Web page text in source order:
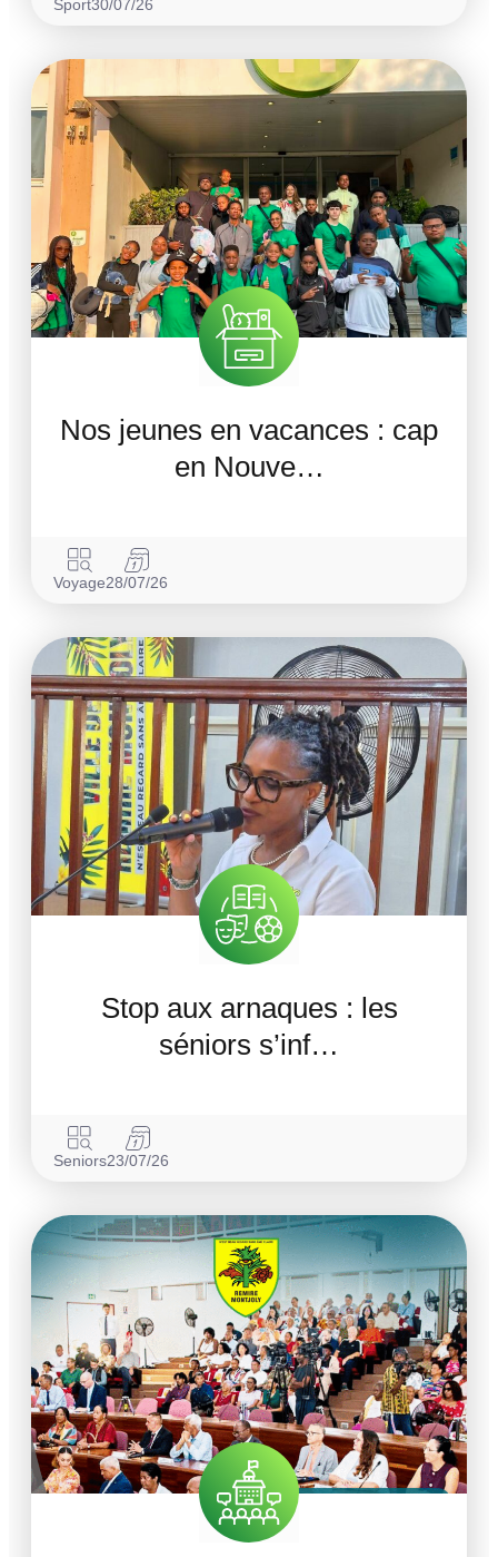
Sport30/07/26
Nos jeunes en vacances : cap
en Nouve…
Voyage28/07/26
Stop aux arnaques : les
séniors s’inf…
Seniors23/07/26